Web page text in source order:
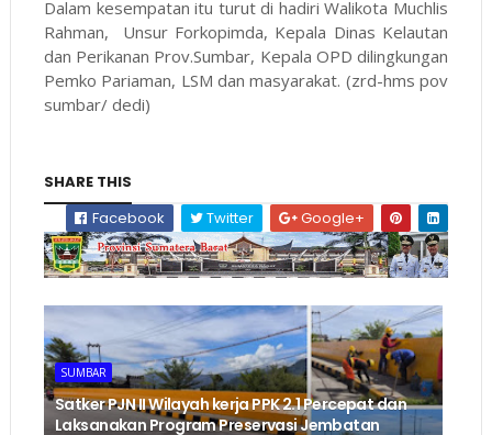
Dalam kesempatan itu turut di hadiri Walikota Muchlis
Rahman, Unsur Forkopimda, Kepala Dinas Kelautan
dan Perikanan Prov.Sumbar, Kepala OPD dilingkungan
Pemko Pariaman, LSM dan masyarakat. (zrd-hms pov
sumbar/ dedi)
SHARE THIS
Facebook
Twitter Google+
SUMBAR
‎Satker PJN II Wilayah kerja PPK 2.1 Percepat dan
Laksanakan Program Preservasi Jembatan